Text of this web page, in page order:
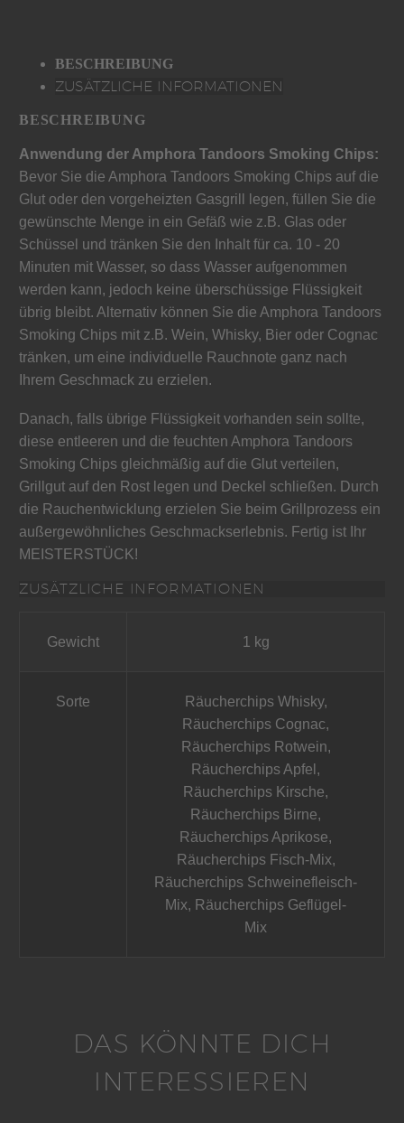
BESCHREIBUNG
ZUSÄTZLICHE INFORMATIONEN
BESCHREIBUNG
Anwendung der Amphora Tandoors Smoking Chips:
Bevor Sie die Amphora Tandoors Smoking Chips auf die
Glut oder den vorgeheizten Gasgrill legen, füllen Sie die
gewünschte Menge in ein Gefäß wie z.B. Glas oder
Schüssel und tränken Sie den Inhalt für ca. 10 - 20
Minuten mit Wasser, so dass Wasser aufgenommen
werden kann, jedoch keine überschüssige Flüssigkeit
übrig bleibt. Alternativ können Sie die Amphora Tandoors
Smoking Chips mit z.B. Wein, Whisky, Bier oder Cognac
tränken, um eine individuelle Rauchnote ganz nach
Ihrem Geschmack zu erzielen.
Danach, falls übrige Flüssigkeit vorhanden sein sollte,
diese entleeren und die feuchten Amphora Tandoors
Smoking Chips gleichmäßig auf die Glut verteilen,
Grillgut auf den Rost legen und Deckel schließen. Durch
die Rauchentwicklung erzielen Sie beim Grillprozess ein
außergewöhnliches Geschmackserlebnis. Fertig ist Ihr
MEISTERSTÜCK!
ZUSÄTZLICHE INFORMATIONEN
Gewicht 1 kg
Sorte
Räucherchips Whisky,
Räucherchips Cognac,
Räucherchips Rotwein,
Räucherchips Apfel,
Räucherchips Kirsche,
Räucherchips Birne,
Räucherchips Aprikose,
Räucherchips Fisch-Mix,
Räucherchips Schweinefleisch-
Mix, Räucherchips Geflügel-
Mix
DAS KÖNNTE DICH
INTERESSIEREN